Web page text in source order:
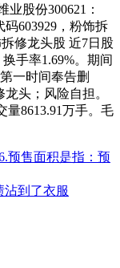
业股份300621：
603929，粉饰拆
修龙头股 近7日股
手率1.69%。期间
一时间奉告删
头；风险自担。
量8613.91万手。毛
预售面积是指：预
沾到了衣服